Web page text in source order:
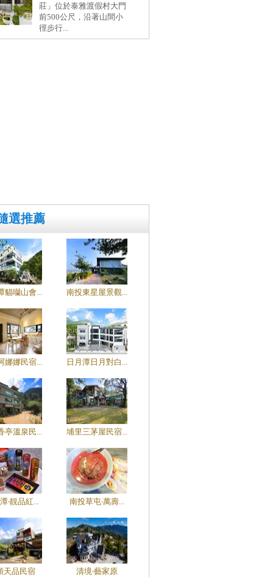
莊」位於泰雅渡假村大門
前500公尺，沿著山間小
徑步行...
選推薦
貓囒山會... 南投東星屋景觀...
娜娜民宿... 日月潭日月對白...
亭溫泉民... 埔里三茅屋民宿...
‧靚品紅... 南投草屯‧萬壽...
天品民宿 清境‧藝家原